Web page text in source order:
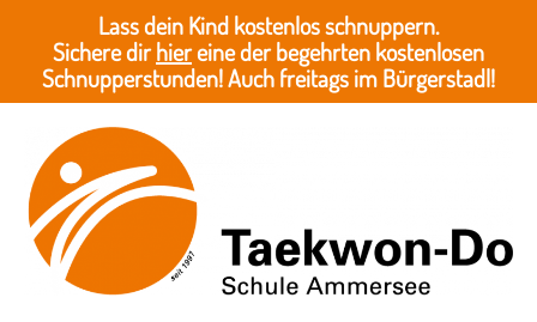
Lass dein Kind kostenlos schnuppern.
Sichere dirhiereine der begehrten kostenlosen
Schnupperstunden! Auch freitags im Bürgerstadl!